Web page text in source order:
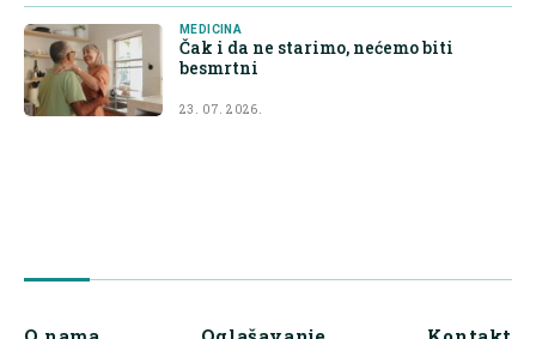
MEDICINA
Čak i da ne starimo, nećemo biti
besmrtni
23. 07. 2026.